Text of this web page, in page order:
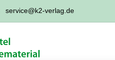
service@k2-verlag.de